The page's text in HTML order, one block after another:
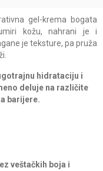
gel-krema bogata
kožu, nahrani je i
je teksture, pa pruža
hidrataciju i
deluje na različite
barijere.
veštačkih boja i